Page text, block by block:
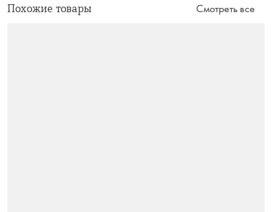
Похожие товары Смотреть все